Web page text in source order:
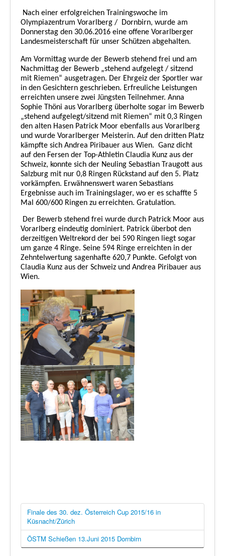
Nach einer erfolgreichen Trainingswoche im
Olympiazentrum Vorarlberg / Dornbirn, wurde am
Donnerstag den 30.06.2016 eine offene Vorarlberger
Landesmeisterschaft für unser Schützen abgehalten.
Am Vormittag wurde der Bewerb stehend frei und am
Nachmittag der Bewerb „stehend aufgelegt / sitzend
mit Riemen“ ausgetragen. Der Ehrgeiz der Sportler war
in den Gesichtern geschrieben. Erfreuliche Leistungen
erreichten unsere zwei Jüngsten Teilnehmer. Anna
Sophie Thöni aus Vorarlberg überholte sogar im Bewerb
„stehend aufgelegt/sitzend mit Riemen“ mit 0,3 Ringen
den alten Hasen Patrick Moor ebenfalls aus Vorarlberg
und wurde Vorarlberger Meisterin. Auf den dritten Platz
kämpfte sich Andrea Piribauer aus Wien. Ganz dicht
auf den Fersen der Top-Athletin Claudia Kunz aus der
Schweiz, konnte sich der Neuling Sebastian Traugott aus
Salzburg mit nur 0,8 Ringen Rückstand auf den 5. Platz
vorkämpfen. Erwähnenswert waren Sebastians
Ergebnisse auch im Trainingslager, wo er es schaffte 5
Mal 600/600 Ringen zu erreichten. Gratulation.
Der Bewerb stehend frei wurde durch Patrick Moor aus
Vorarlberg eindeutig dominiert. Patrick überbot den
derzeitigen Weltrekord der bei 590 Ringen liegt sogar
um ganze 4 Ringe. Seine 594 Ringe erreichten in der
Zehntelwertung sagenhafte 620,7 Punkte. Gefolgt von
Claudia Kunz aus der Schweiz und Andrea Piribauer aus
Wien.
Finale des 30. dez. Österreich Cup 2015/16 in
Küsnacht/Zürich
ÖSTM Schießen 13.Juni 2015 Dornbirn